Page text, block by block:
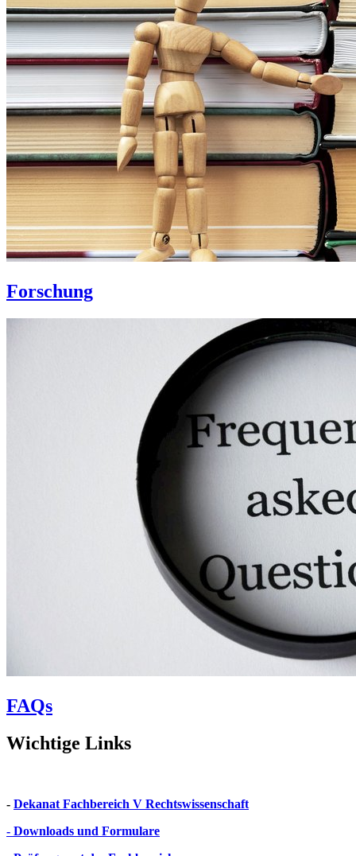
Forschung
FAQs
Wichtige Links
- Dekanat Fachbereich V Rechtswissenschaft
- Downloads und Formulare